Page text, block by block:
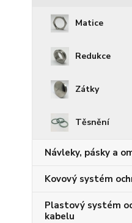
Matice
Redukce
Zátky
Těsnění
Návleky, pásky a
Kovový systém
Plastový systém
kabelu